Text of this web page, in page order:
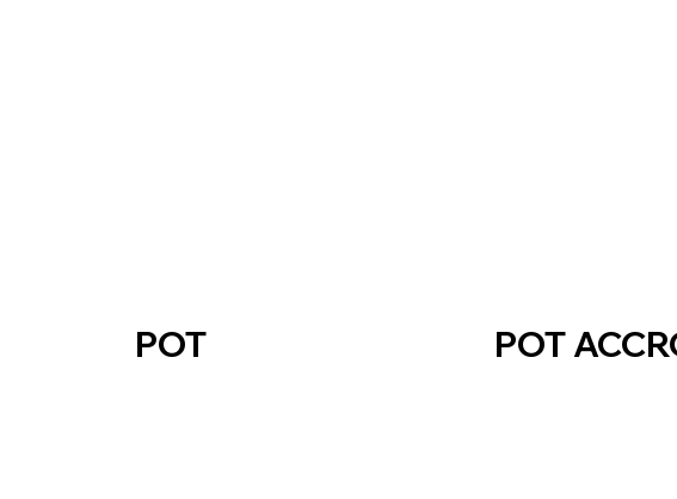
POT POT